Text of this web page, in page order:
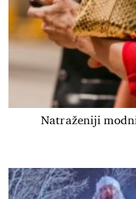
Natraženiji